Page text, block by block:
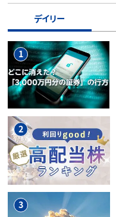
デイリー
1
2
3